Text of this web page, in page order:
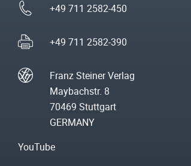
+49 711 2582-450
+49 711 2582-390
Franz Steiner Verlag
Maybachstr. 8
70469 Stuttgart
GERMANY
YouTube